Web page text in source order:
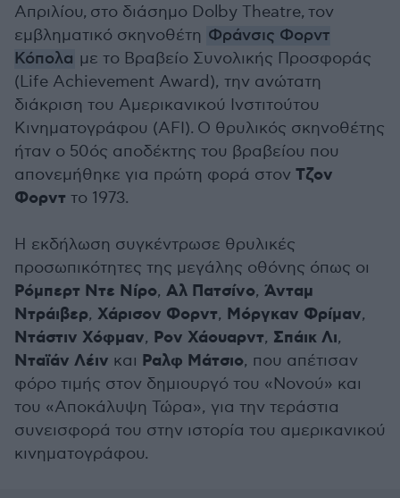
Απριλίου, στο διάσημο Dolby Theatre, τον
εμβληματικό σκηνοθέτη Φράνσις Φορντ
Κόπολα με το Βραβείο Συνολικής Προσφοράς
(Life Achievement Award), την ανώτατη
διάκριση του Αμερικανικού Ινστιτούτου
Κινηματογράφου (AFI). Ο θρυλικός σκηνοθέτης
ήταν ο 50ός αποδέκτης του βραβείου που
απονεμήθηκε για πρώτη φορά στον Τζον
Φορντ το 1973.
Η εκδήλωση συγκέντρωσε θρυλικές
προσωπικότητες της μεγάλης οθόνης όπως οι
Ρόμπερτ Ντε Νίρο, Αλ Πατσίνο, Άνταμ
Ντράιβερ, Χάρισον Φορντ, Μόργκαν Φρίμαν,
Ντάστιν Χόφμαν, Ρον Χάουαρντ, Σπάικ Λι,
Νταϊάν Λέιν και Ραλφ Μάτσιο, που απέτισαν
φόρο τιμής στον δημιουργό του «Νονού» και
του «Αποκάλυψη Τώρα», για την τεράστια
συνεισφορά του στην ιστορία του αμερικανικού
κινηματογράφου.